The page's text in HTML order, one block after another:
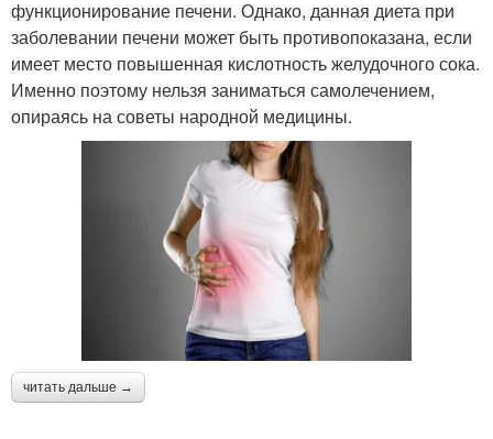
функционирование печени. Однако, данная диета при
заболевании печени может быть противопоказана, если
имеет место повышенная кислотность желудочного сока.
Именно поэтому нельзя заниматься самолечением,
опираясь на советы народной медицины.
читать дальше →